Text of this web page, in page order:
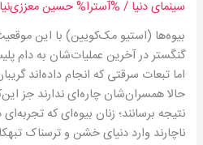
سینمای دنیا / %آسترا%حسین معززی‌نیا
بیوه‌ها (استیو مک‌کویین) با این
گنگستر در آخرین عملیات‌شان به دام
اما تبعات سرقتی که انجام داده‌اند
حالا همسران‌شان چاره‌ای ندارند جز
نتیجه برسانند؛ زنان بیوه‌ای که تجربه‌ای
ناچارند وارد دنیای خشن و ترسناک